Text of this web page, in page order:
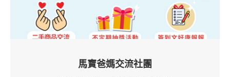
馬寶爸媽交流社團